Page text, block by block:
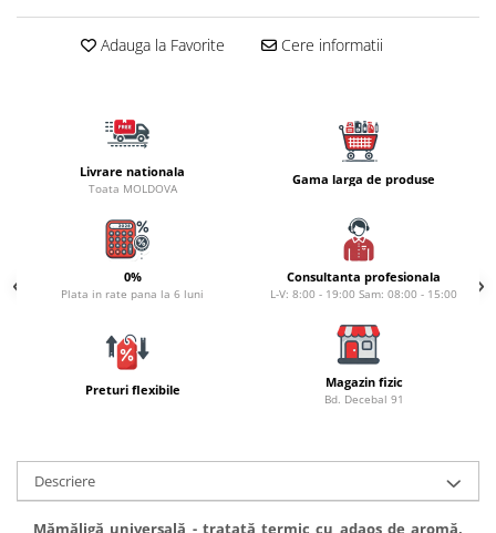
Nada, momeala, aditivi
Pescuit la rapitor
Carlige la rapitor
Greutati la rapitor
Accesorii rapitor
Monturi rapitor
Momeli la rapitor
Nada si momeala
Boiles
Wafters
Adauga la Favorite Cere informatii
Livrare nationala
Toata MOLDOVA
Gama larga de produse
0%
Plata in rate pana la 6 luni
Consultanta profesionala
L-V: 8:00 - 19:00 Sam: 08:00 - 15:00
Preturi flexibile Magazin fizic
Bd. Decebal 91
Descriere
Mămăligă universală - tratată termic cu adaos de aromă,